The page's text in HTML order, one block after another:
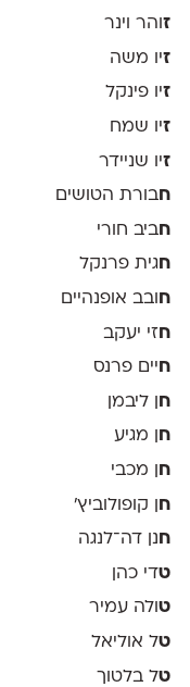
זוהר וינר
זיו משה
זיו פינקל
זיו שמח
זיו שניידר
חבורת הטושים
חביב חורי
חגית פרנקל
ח ובב אופנהיים
חזי יעקב
ח יים פרנס
ח
ן ליבמן
ח ן מגיע
ח
ן מכבי
חן קופולוביץ'
ח נן דה־לנגה
טדי כהן
טולה עמיר
טל אוליאל
טל בלטוך